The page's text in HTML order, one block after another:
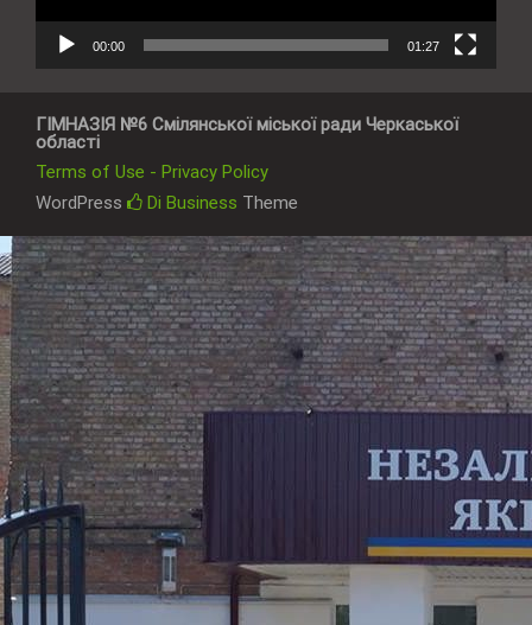
00:00 01:27
ГІМНАЗІЯ №6 Смілянської міської ради Черкаської
області
Terms of Use - Privacy Policy
WordPress
Di Business Theme